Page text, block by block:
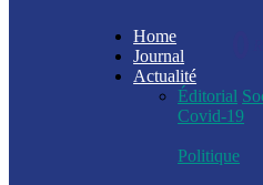
Home
Journal
Actualité
Éditorial
Covid-19
Politique